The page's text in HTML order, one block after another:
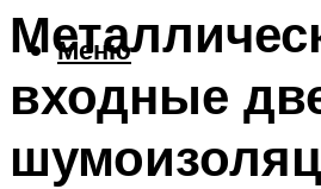
Меню
входные